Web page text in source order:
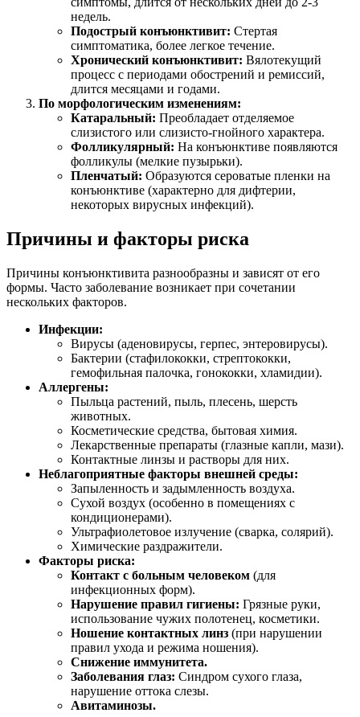
недель.
Подострый конъюнктивит: Стертая
симптоматика, более легкое течение.
Хронический конъюнктивит: Вялотекущий
процесс с периодами обострений и ремиссий,
длится месяцами и годами.
По морфологическим изменениям:
Катаральный: Преобладает отделяемое
слизистого или слизисто-гнойного характера.
Фолликулярный: На конъюнктиве появляются
фолликулы (мелкие пузырьки).
Пленчатый: Образуются сероватые пленки на
конъюнктиве (характерно для дифтерии,
некоторых вирусных инфекций).
Причины и факторы риска
Причины конъюнктивита разнообразны и зависят от его
формы. Часто заболевание возникает при сочетании
нескольких факторов.
Инфекции:
Вирусы (аденовирусы, герпес, энтеровирусы).
Бактерии (стафилококки, стрептококки,
гемофильная палочка, гонококки, хламидии).
Аллергены:
Пыльца растений, пыль, плесень, шерсть
животных.
Косметические средства, бытовая химия.
Лекарственные препараты (глазные капли, мази).
Контактные линзы и растворы для них.
Неблагоприятные факторы внешней среды:
Запыленность и задымленность воздуха.
Сухой воздух (особенно в помещениях с
кондиционерами).
Ультрафиолетовое излучение (сварка, солярий).
Химические раздражители.
Факторы риска:
Контакт с больным человеком (для
инфекционных форм).
Нарушение правил гигиены: Грязные руки,
использование чужих полотенец, косметики.
Ношение контактных линз (при нарушении
правил ухода и режима ношения).
Снижение иммунитета.
Заболевания глаз: Синдром сухого глаза,
нарушение оттока слезы.
Авитаминозы.